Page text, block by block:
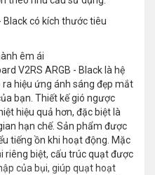
Black có kích thước tiêu
êm ái
V2RS ARGB - Black là hệ
ra hiệu ứng ánh sáng đẹp mắt
bạn. Thiết kế gió ngược
hiệu quả hơn, đặc biệt là
hạn chế. Sản phẩm được
tiếng ồn khi hoạt động. Mặc
riêng biệt, cấu trúc quạt được
của bụi, giúp quạt hoạt